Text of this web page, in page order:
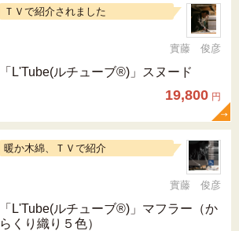
ＴＶで紹介されました
實藤 俊彦
「L'Tube(ルチューブ®)」スヌード
19,800 円
暖か木綿、ＴＶで紹介
實藤 俊彦
「L'Tube(ルチューブ®)」マフラー（か
らくり織り５色）